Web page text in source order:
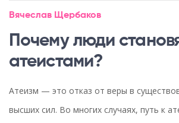
Вячеслав Щербаков
Почему люди
атеистами?
Атеизм — это отказ от веры в
высших сил. Во многих случаях, путь к